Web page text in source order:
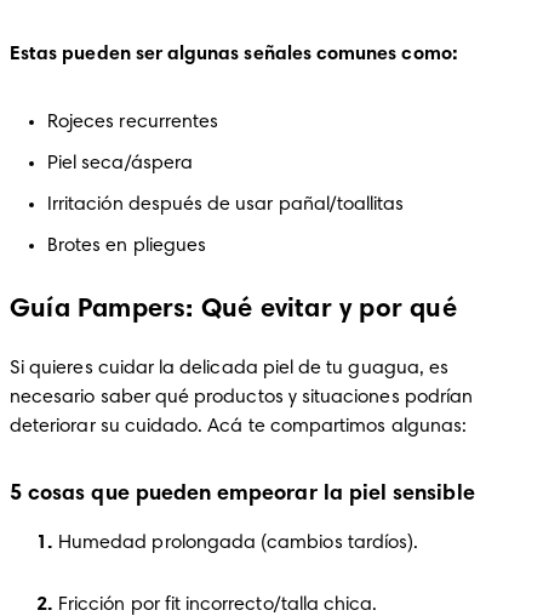
Estas pueden ser algunas señales comunes como:
Rojeces recurrentes
Piel seca/áspera
Irritación después de usar pañal/toallitas
Brotes en pliegues
Guía Pampers: Qué evitar y por qué
Si quieres cuidar la delicada piel de tu guagua, es
necesario saber qué productos y situaciones podrían
deteriorar su cuidado. Acá te compartimos algunas:
5 cosas que pueden empeorar la piel sensible
Humedad prolongada (cambios tardíos).
Fricción por fit incorrecto/talla chica.